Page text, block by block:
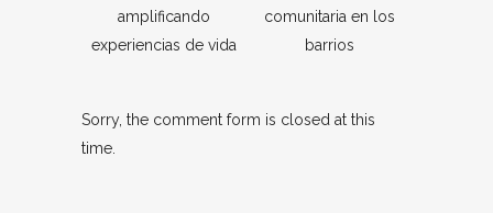
amplificando
experiencias de vida
comunitaria en los
barrios
Sorry, the comment form is closed at this
time.